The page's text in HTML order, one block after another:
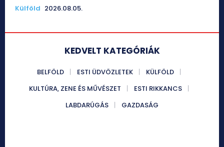
Külföld 2026.08.05.
KEDVELT KATEGÓRIÁK
BELFÖLD ESTI ÜDVÖZLETEK
KÜLFÖLD
KULTÚRA, ZENE ÉS MŰVÉSZET
ESTI RIKKANCS
LABDARÚGÁS
GAZDASÁG